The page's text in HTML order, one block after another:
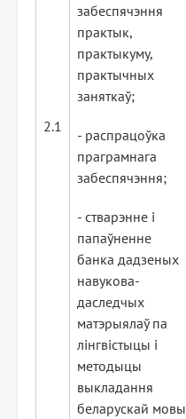
2.1
забеспячэння
практык,
практыкуму,
практычных
заняткаў;
- распрацоўка
праграмнага
забеспячэння;
- стварэнне і
папаўненне
банка дадзеных
навукова-
даследчых
матэрыялаў па
лінгвістыцы і
методыцы
выкладання
беларускай мовы